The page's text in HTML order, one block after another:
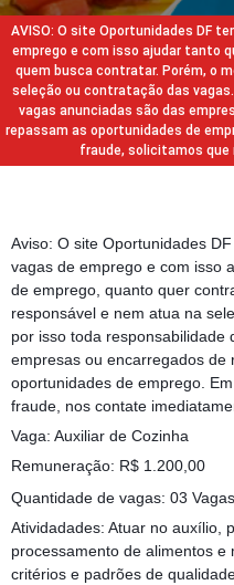
AVISO: O site Oportunidades DF
emprego e com isso ajudar tanto
quem busca contratar. Porém, o
seleção ou contratação das
vagas anunciadas são das
repassam as oportunidades de
fraude, solicitamos
Aviso: O site Oportunidades
vagas de emprego e com isso
de emprego, quanto quer
responsável e nem atua na
por isso toda responsabilidade
empresas ou encarregados de
oportunidades de emprego.
fraude, nos contate
Vaga: Auxiliar de Cozinha
Remuneração: R$ 1.200,00
Quantidade de vagas: 03 Vagas
Atividadades: Atuar no auxílio,
processamento de alimentos
critérios e padrões de